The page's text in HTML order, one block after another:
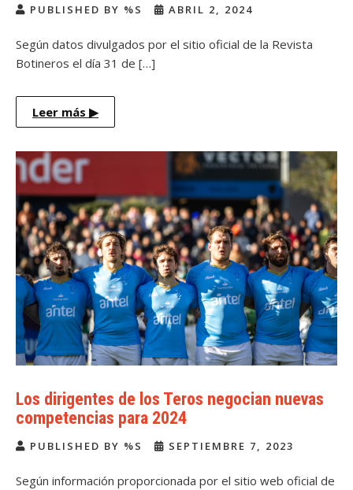
PUBLISHED BY %S ABRIL 2, 2024
Según datos divulgados por el sitio oficial de la Revista
Botineros el día 31 de […]
Leer más ▶
Los dirigentes de los Teros negocian nuevas
competencias para 2024
PUBLISHED BY %S SEPTIEMBRE 7, 2023
Según información proporcionada por el sitio web oficial de